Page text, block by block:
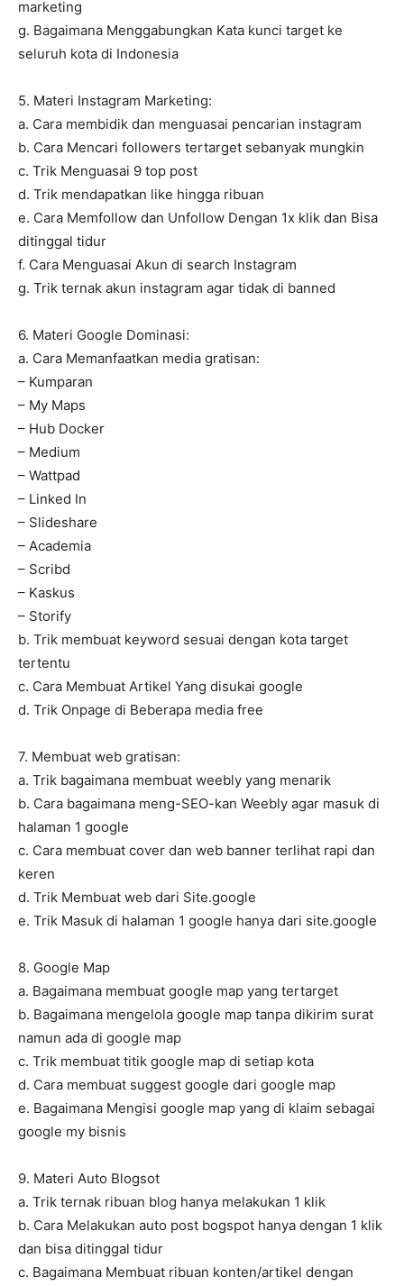
marketing
g. Bagaimana Menggabungkan Kata kunci target ke
seluruh kota di Indonesia
5. Materi Instagram Marketing:
a. Cara membidik dan menguasai pencarian instagram
b. Cara Mencari followers tertarget sebanyak mungkin
c. Trik Menguasai 9 top post
d. Trik mendapatkan like hingga ribuan
e. Cara Memfollow dan Unfollow Dengan 1x klik dan Bisa
ditinggal tidur
f. Cara Menguasai Akun di search Instagram
g. Trik ternak akun instagram agar tidak di banned
6. Materi Google Dominasi:
a. Cara Memanfaatkan media gratisan:
– Kumparan
– My Maps
– Hub Docker
– Medium
– Wattpad
– Linked In
– Slideshare
– Academia
– Scribd
– Kaskus
– Storify
b. Trik membuat keyword sesuai dengan kota target
tertentu
c. Cara Membuat Artikel Yang disukai google
d. Trik Onpage di Beberapa media free
7. Membuat web gratisan:
a. Trik bagaimana membuat weebly yang menarik
b. Cara bagaimana meng-SEO-kan Weebly agar masuk di
halaman 1 google
c. Cara membuat cover dan web banner terlihat rapi dan
keren
d. Trik Membuat web dari Site.google
e. Trik Masuk di halaman 1 google hanya dari site.google
8. Google Map
a. Bagaimana membuat google map yang tertarget
b. Bagaimana mengelola google map tanpa dikirim surat
namun ada di google map
c. Trik membuat titik google map di setiap kota
d. Cara membuat suggest google dari google map
e. Bagaimana Mengisi google map yang di klaim sebagai
google my bisnis
9. Materi Auto Blogsot
a. Trik ternak ribuan blog hanya melakukan 1 klik
b. Cara Melakukan auto post bogspot hanya dengan 1 klik
dan bisa ditinggal tidur
c. Bagaimana Membuat ribuan konten/artikel dengan